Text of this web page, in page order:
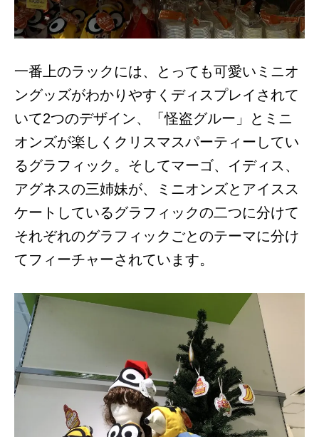
一番上のラックには、とっても可愛いミニオ
ングッズがわかりやすくディスプレイされて
いて2つのデザイン、「怪盗グルー」とミニ
オンズが楽しくクリスマスパーティーしてい
るグラフィック。そしてマーゴ、イディス、
アグネスの三姉妹が、ミニオンズとアイスス
ケートしているグラフィックの二つに分けて
それぞれのグラフィックごとのテーマに分け
てフィーチャーされています。